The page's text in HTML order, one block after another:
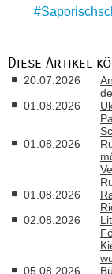
Diese Artikel
20.07.2026
01.08.2026
01.08.2026
01.08.2026
02.08.2026
05.08.2026